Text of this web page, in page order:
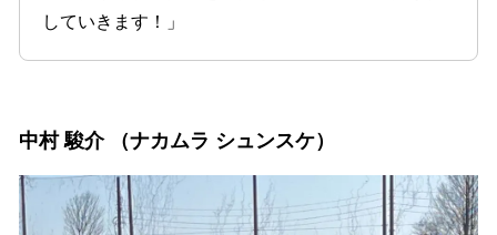
していきます！」
中村 駿介 （ナカムラ シュンスケ）